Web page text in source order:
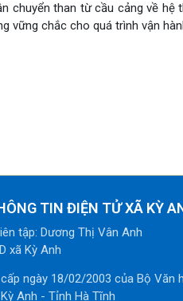
chuyển than từ cầu cảng về
vững chắc cho quá trình vận
TIN ĐIỆN TỬ XÃ KỲ
tập: Dương Thị Vân Anh
xã Kỳ Anh
ngày 18/02/2003 của Bộ Văn
Anh - Tỉnh Hà Tĩnh